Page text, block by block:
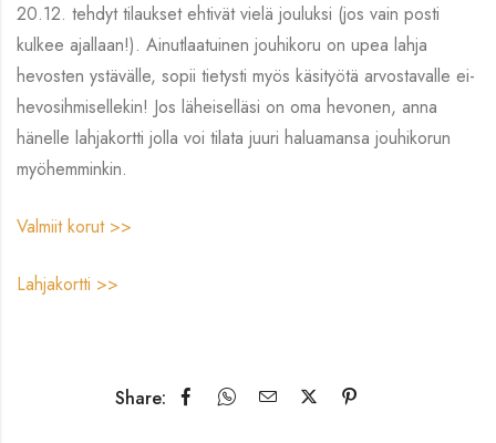
20.12. tehdyt tilaukset ehtivät vielä jouluksi (jos vain posti
kulkee ajallaan!). Ainutlaatuinen jouhikoru on upea lahja
hevosten ystävälle, sopii tietysti myös käsityötä arvostavalle ei-
hevosihmisellekin! Jos läheiselläsi on oma hevonen, anna
hänelle lahjakortti jolla voi tilata juuri haluamansa jouhikorun
myöhemminkin.
Valmiit korut >>
Lahjakortti >>
Share: